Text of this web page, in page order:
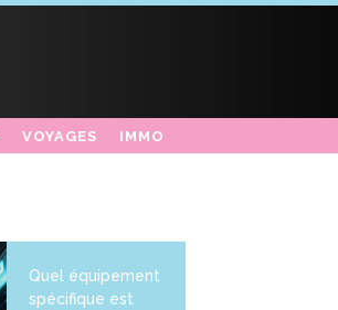
VOYAGES IMMO
Quel équipement
spécifique est